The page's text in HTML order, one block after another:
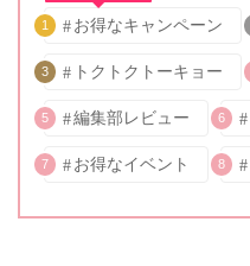
1 お得なキャンペーン
3 トクトクトーキョー
5 編集部レビュー 6
7 お得なイベント 8